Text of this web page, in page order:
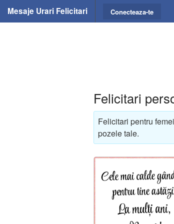
Mesaje Urari Felicitari Conecteaza-te
Felicitari
Felicitari pentru
pozele tale.